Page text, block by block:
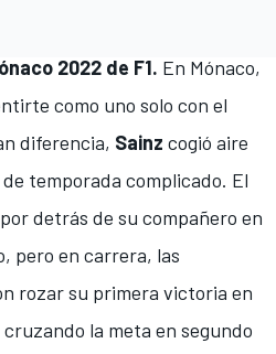
2022 de F1. En Mónaco,
como uno solo con el
diferencia, Sainz cogió aire
temporada complicado. El
detrás de su compañero en
pero en carrera, las
rozar su primera victoria en
la meta en segundo